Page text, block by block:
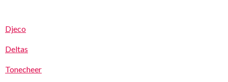
Djeco
Deltas
Tonecheer